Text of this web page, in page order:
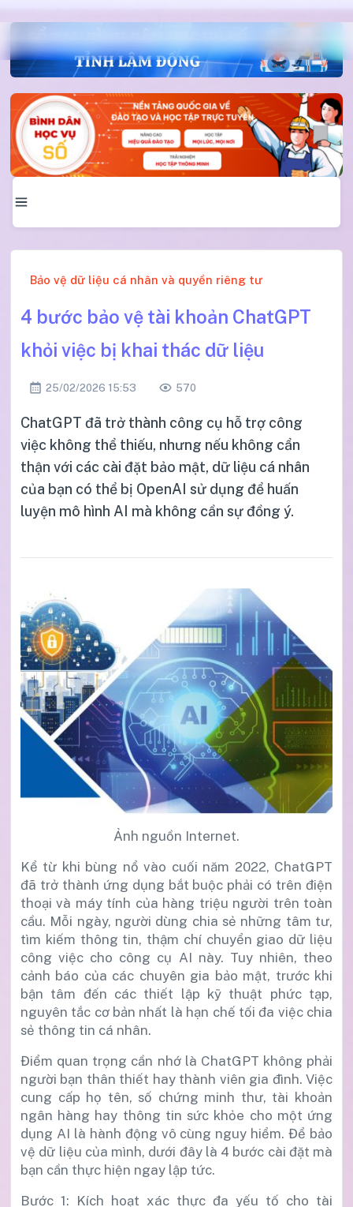
Bảo vệ dữ liệu cá nhân và quyền riêng tư
4 bước bảo vệ tài khoản ChatGPT
khỏi việc bị khai thác dữ liệu
25/02/2026 15:53 570
ChatGPT đã trở thành công cụ hỗ trợ công
việc không thể thiếu, nhưng nếu không cẩn
thận với các cài đặt bảo mật, dữ liệu cá nhân
của bạn có thể bị OpenAI sử dụng để huấn
luyện mô hình AI mà không cần sự đồng ý.
Ảnh nguồn Internet.
Kể từ khi bùng nổ vào cuối năm 2022, ChatGPT
đã trở thành ứng dụng bắt buộc phải có trên điện
thoại và máy tính của hàng triệu người trên toàn
cầu. Mỗi ngày, người dùng chia sẻ những tâm tư,
tìm kiếm thông tin, thậm chí chuyển giao dữ liệu
công việc cho công cụ AI này. Tuy nhiên, theo
cảnh báo của các chuyên gia bảo mật, trước khi
bận tâm đến các thiết lập kỹ thuật phức tạp,
nguyên tắc cơ bản nhất là hạn chế tối đa việc chia
sẻ thông tin cá nhân.
Điểm quan trọng cần nhớ là ChatGPT không phải
người bạn thân thiết hay thành viên gia đình. Việc
cung cấp họ tên, số chứng minh thư, tài khoản
ngân hàng hay thông tin sức khỏe cho một ứng
dụng AI là hành động vô cùng nguy hiểm. Để bảo
vệ dữ liệu của mình, dưới đây là 4 bước cài đặt mà
bạn cần thực hiện ngay lập tức.
Bước 1: Kích hoạt xác thực đa yếu tố cho tài